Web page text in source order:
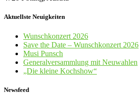
Aktuellste Neuigkeiten
Wunschkonzert 2026
Save the Date – Wunschkonzert 2026
Musi Punsch
Generalversammlung mit Neuwahlen
„Die kleine Kochshow“
Newsfeed